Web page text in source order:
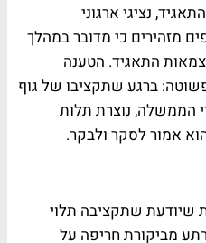
נציגי ארגוני
מזהירים כי מדובר במהלך
התאגיד. הטענה
ברגע שתקציבו של גוף
הממשלה, נוצרת תלות
אמור לסקר ולבקר.
שיודעת שתקציבה תלוי
מביקורת חריפה על